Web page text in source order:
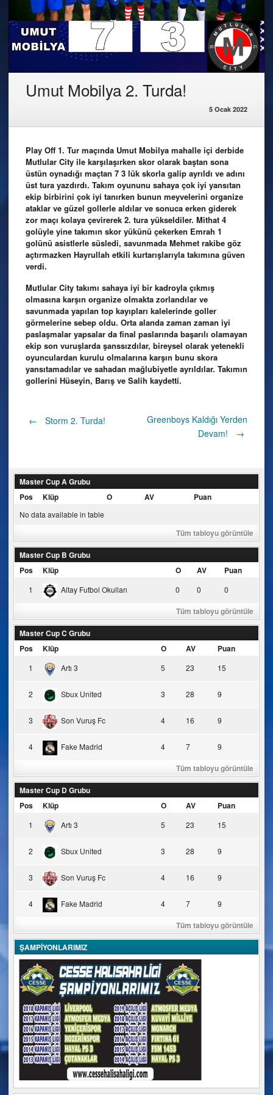
Umut Mobilya 2. Turda!
5 Ocak 2022
Play Off 1. Tur maçında Umut Mobilya mahalle içi derbide
Mutlular City ile karşılaşırken skor olarak baştan sona
üstün oynadığı maçtan 7 3 lük skorla galip ayrıldı ve adını
üst tura yazdırdı. Takım oyununu sahaya çok iyi yansıtan
ekip birbirini çok iyi tanırken bunun meyvelerini organize
ataklar ve güzel gollerle aldılar ve sonuca erken giderek
zor maçı kolaya çevirerek 2. tura yükseldiler. Mithat 4
golüyle yine takımın skor yükünü çekerken Emrah 1
golünü asistlerle süsledi, savunmada Mehmet rakibe göz
açtırmazken Hayrullah etkili kurtarışlarıyla takımına güven
verdi.
Mutlular City takımı sahaya iyi bir kadroyla çıkmış
olmasına karşın organize olmakta zorlandılar ve
savunmada yapılan top kayıpları kalelerinde goller
görmelerine sebep oldu. Orta alanda zaman zaman iyi
paslaşmalar yapsalar da final paslarında başarılı olamayan
ekip son vuruşlarda şanssızdılar, bireysel olarak yetenekli
oyunculardan kurulu olmalarına karşın bunu skora
yansıtamadılar ve sahadan mağlubiyetle ayrıldılar. Takımın
gollerini Hüseyin, Barış ve Salih kaydetti.
Post
← Storm 2. Turda!
Greenboys Kaldığı Yerden
Devam!
→
Master Cup A Grubu
Pos
Klüp O AV Puan
No data available in table
Tüm tabloyu görüntüle
Master Cup B Grubu
Pos
Klüp O AV Puan
1 Altay Futbol Okulları 0 0 0
Tüm tabloyu görüntüle
Master Cup C Grubu
Pos
Klüp O AV Puan
1 Artı 3 5 23 15
2 Sbux United 3 28 9
3 Son Vuruş Fc 4 16 9
4 Fake Madrid 4 7 9
Tüm tabloyu görüntüle
Master Cup D Grubu
Pos
Klüp O AV Puan
1 Artı 3 5 23 15
2 Sbux United 3 28 9
3 Son Vuruş Fc 4 16 9
4 Fake Madrid 4 7 9
Tüm tabloyu görüntüle
ŞAMPİYONLARIMIZ